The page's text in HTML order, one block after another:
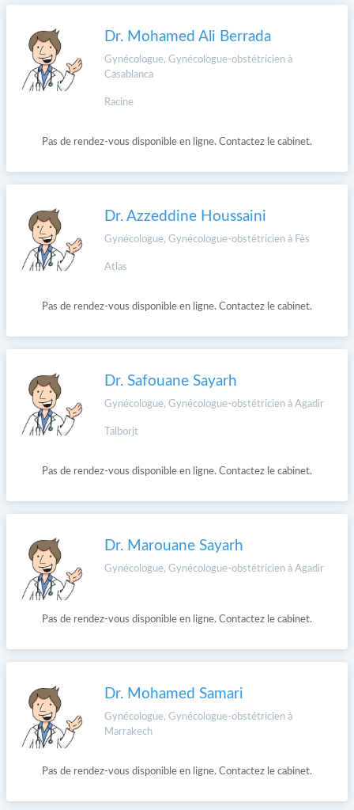
Dr. Mohamed Ali Berrada
Gynécologue, Gynécologue-obstétricien à
Casablanca
Racine
Pas de rendez-vous disponible en ligne. Contactez le cabinet.
Dr. Azzeddine Houssaini
Gynécologue, Gynécologue-obstétricien à Fès
Atlas
Pas de rendez-vous disponible en ligne. Contactez le cabinet.
Dr. Safouane Sayarh
Gynécologue, Gynécologue-obstétricien à Agadir
Talborjt
Pas de rendez-vous disponible en ligne. Contactez le cabinet.
Dr. Marouane Sayarh
Gynécologue, Gynécologue-obstétricien à Agadir
Pas de rendez-vous disponible en ligne. Contactez le cabinet.
Dr. Mohamed Samari
Gynécologue, Gynécologue-obstétricien à
Marrakech
Pas de rendez-vous disponible en ligne. Contactez le cabinet.